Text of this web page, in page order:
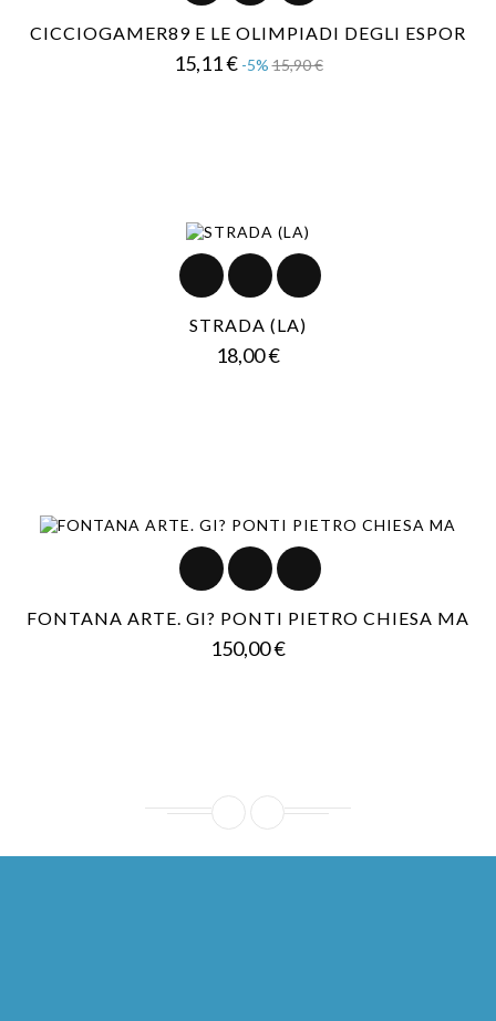
CICCIOGAMER89 E LE OLIMPIADI DEGLI ESPOR
15,11 € Prezzo
-5% 15,90 €Prezzo
STRADA (LA)
18,00 €Prezzo
FONTANA ARTE. GI? PONTI PIETRO CHIESA MA
150,00 €Prezzo